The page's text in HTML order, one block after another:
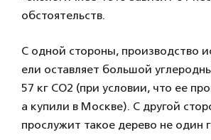
обстоятельств.
С одной стороны, производство
ели оставляет большой
57 кг СО2 (при условии, что ее
а купили в Москве). С другой
прослужит такое дерево не один